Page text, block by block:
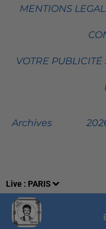
Live : PARIS
MENTIONS
VOTRE PUBLICITÉ
Archives